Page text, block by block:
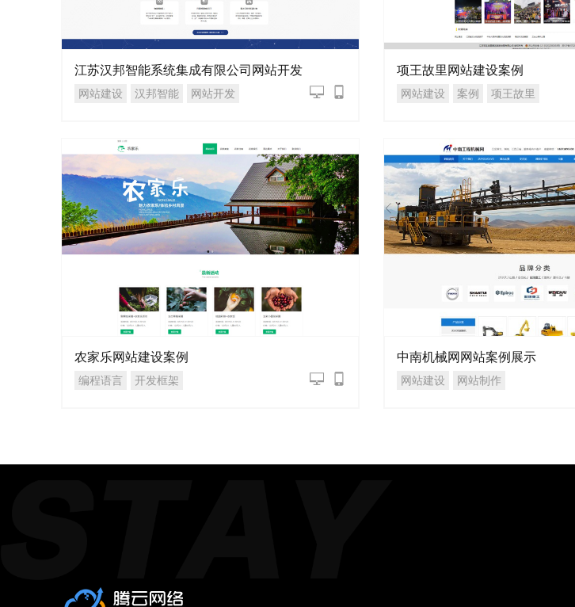
江苏汉邦智能系统集成有限公司网站开发
网站建设 汉邦智能 网站开发
项王故里网站建设案例
网站建设 案例 项王故里
农家乐网站建设案例
编程语言 开发框架
中南机械网网站案例展示
网站建设 网站制作